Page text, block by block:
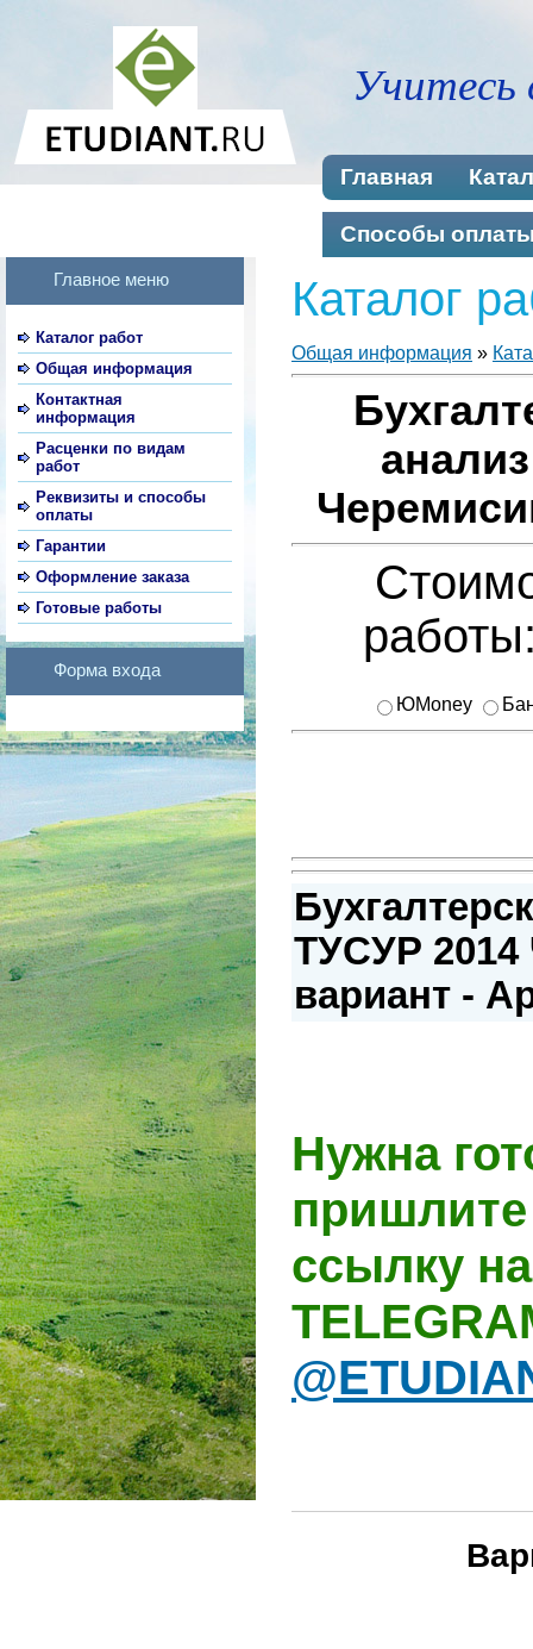
Учитесь
Главная
Способы
Главное меню
Каталог работ
Общая информация
Контактная
информация
Расценки по видам
работ
Реквизиты и способы
оплаты
Гарантии
Оформление заказа
Готовые работы
Форма входа
Каталог
Общая информация »
ЮMoney
ТУСУР 2014
вариант -
Нужна
ссылку